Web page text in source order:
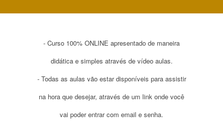
- Curso 100% ONLINE apresentado de maneira
didática e simples através de vídeo aulas.
- Todas as aulas vão estar disponíveis para assistir
na hora que desejar, através de um link onde você
vai poder entrar com email e senha.